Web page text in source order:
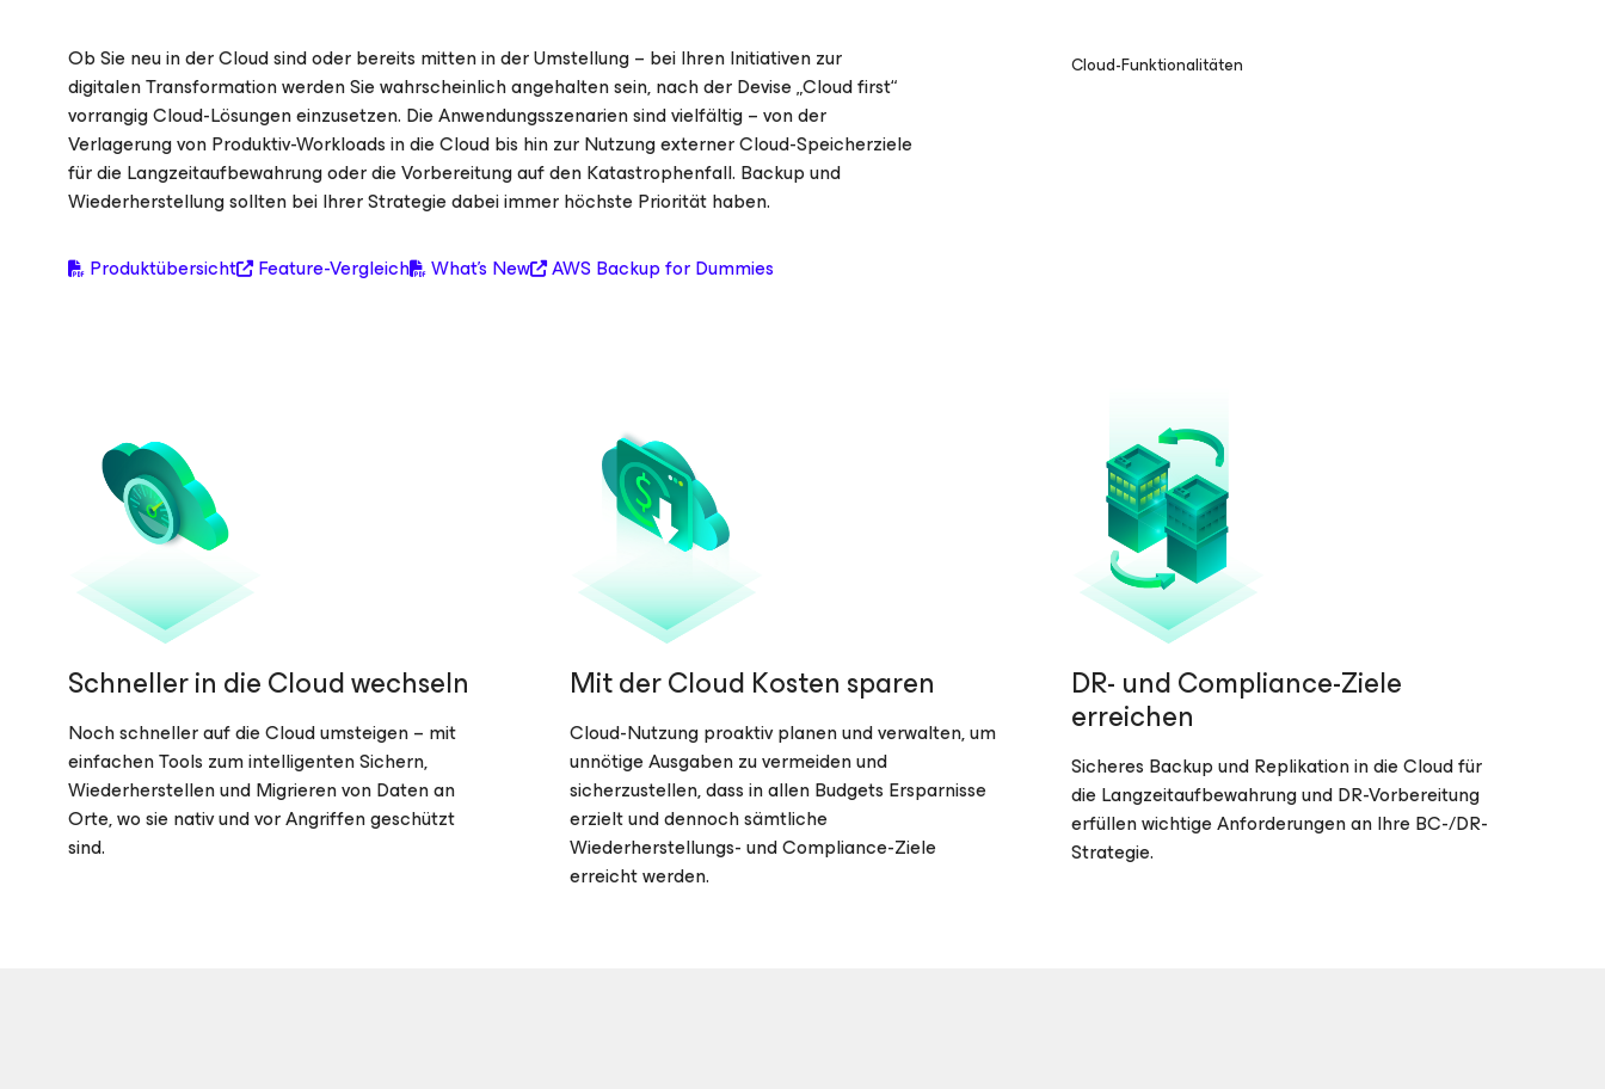
Ob Sie neu in der Cloud sind oder bereits mitten in der Umstellung – bei Ihren Initiativen zur
digitalen Transformation werden Sie wahrscheinlich angehalten sein, nach der Devise „Cloud first“
vorrangig Cloud-Lösungen einzusetzen. Die Anwendungsszenarien sind vielfältig – von der
Verlagerung von Produktiv-Workloads in die Cloud bis hin zur Nutzung externer Cloud-Speicherziele
für die Langzeitaufbewahrung oder die Vorbereitung auf den Katastrophenfall. Backup und
Wiederherstellung sollten bei Ihrer Strategie dabei immer höchste Priorität haben.
Produktübersicht Feature-Vergleich What's New AWS Backup for Dummies
Cloud-Funktionalitäten
Schneller in die Cloud wechseln
Noch schneller auf die Cloud umsteigen – mit
einfachen Tools zum intelligenten Sichern,
Wiederherstellen und Migrieren von Daten an
Orte, wo sie nativ und vor Angriffen geschützt
sind.
Mit der Cloud Kosten sparen
Cloud-Nutzung proaktiv planen und verwalten, um
unnötige Ausgaben zu vermeiden und
sicherzustellen, dass in allen Budgets Ersparnisse
erzielt und dennoch sämtliche
Wiederherstellungs- und Compliance-Ziele
erreicht werden.
DR- und Compliance-Ziele
erreichen
Sicheres Backup und Replikation in die Cloud für
die Langzeitaufbewahrung und DR-Vorbereitung
erfüllen wichtige Anforderungen an Ihre BC-/DR-
Strategie.